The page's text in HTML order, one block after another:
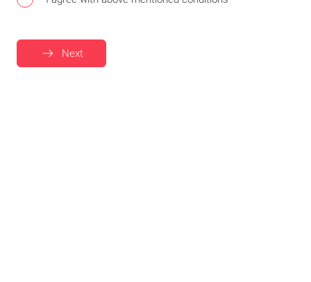
Next